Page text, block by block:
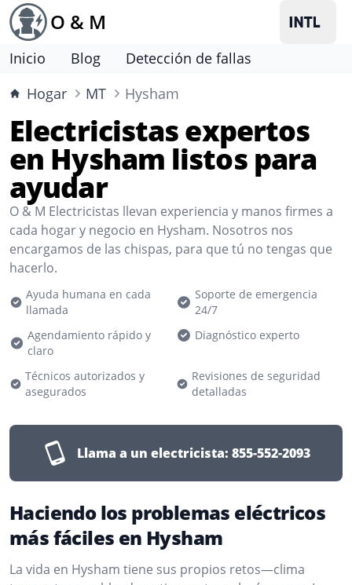
O & M
Inicio Blog
Detección de fallas
Hogar
MT Hysham
Electricistas expertos
en Hysham listos para
ayudar
O & M Electricistas llevan experiencia y manos firmes a
cada hogar y negocio en Hysham. Nosotros nos
encargamos de las chispas, para que tú no tengas que
hacerlo.
Ayuda humana en cada
llamada
Soporte de emergencia
24/7
Agendamiento rápido y
claro
Diagnóstico experto
Técnicos autorizados y
asegurados
Revisiones de seguridad
detalladas
Llama a un electricista: 855-552-2093
Haciendo los problemas eléctricos
más fáciles en Hysham
La vida en Hysham tiene sus propios retos—clima